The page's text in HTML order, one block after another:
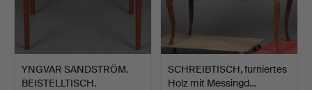
YNGVAR SANDSTRÖM.
BEISTELLTISCH.
SCHREIBTISCH, furniertes
Holz mit Messingd…